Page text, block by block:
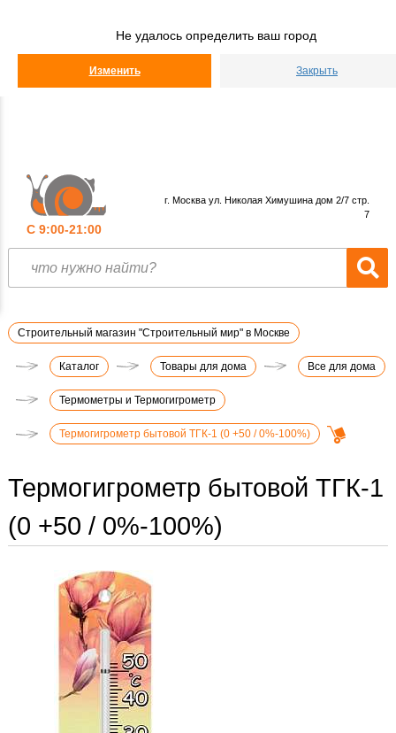
Не удалось определить ваш город
Изменить Закрыть
С 9:00-21:00
г. Москва ул. Николая Химушина дом 2/7 стр.
7
Строительный магазин "Строительный мир" в Москве
Каталог Товары для дома Все для дома
Термометры и Термогигрометр
Термогигрометр бытовой ТГК-1 (0 +50 / 0%-100%)
Термогигрометр бытовой ТГК-1
(0 +50 / 0%-100%)